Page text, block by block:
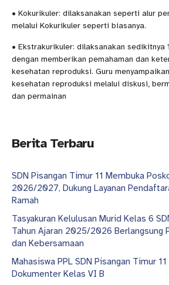
• Kokurikuler: dilaksanakan seperti alur
melalui Kokurikuler seperti biasanya.
• Ekstrakurikuler: dilaksanakan sedikitnya
dengan memberikan pemahaman dan
kesehatan reproduksi. Guru
kesehatan reproduksi melalui diskusi,
dan permainan
Berita Terbaru
SDN Pisangan Timur 11 Membuka
2026/2027, Dukung Layanan
Ramah
Tasyakuran Kelulusan Murid Kelas 6
Tahun Ajaran 2025/2026 Berlangsung
dan Kebersamaan
Mahasiswa PPL SDN Pisangan Timur
Dokumenter Kelas VI B